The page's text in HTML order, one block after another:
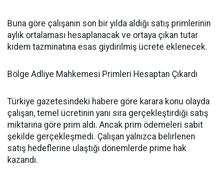
Buna göre çalışanın son bir yılda aldığı satış primlerinin
aylık ortalaması hesaplanacak ve ortaya çıkan tutar
kıdem tazminatına esas giydirilmiş ücrete eklenecek.
Bölge Adliye Mahkemesi Primleri Hesaptan Çıkardı
Türkiye gazetesindeki habere göre karara konu olayda
çalışan, temel ücretinin yanı sıra gerçekleştirdiği satış
miktarına göre prim aldı. Ancak prim ödemeleri sabit
şekilde gerçekleşmedi. Çalışan yalnızca belirlenen
satış hedeflerine ulaştığı dönemlerde prime hak
kazandı.